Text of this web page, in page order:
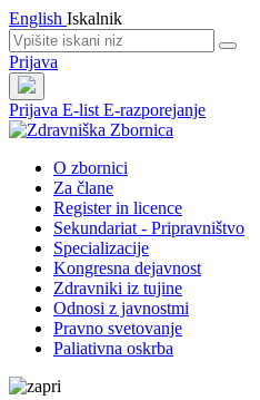
English Iskalnik
Prijava
Prijava E-list E-razporejanje
O zbornici
Za člane
Register in licence
Sekundariat - Pripravništvo
Specializacije
Kongresna dejavnost
Zdravniki iz tujine
Odnosi z javnostmi
Pravno svetovanje
Paliativna oskrba